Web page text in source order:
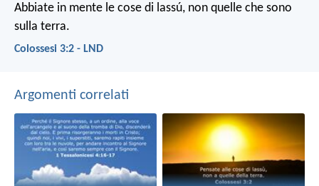
Abbiate in mente le cose di lassú, non quelle che sono
sulla terra.
Colossesi 3:2 - LND
Argomenti correlati